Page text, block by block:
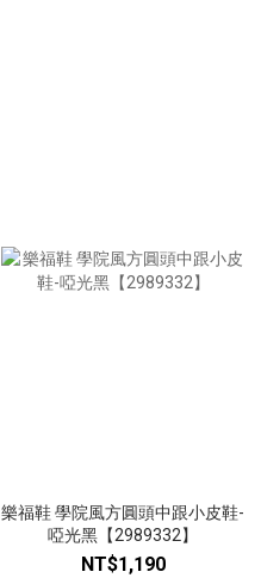
樂福鞋 學院風方圓頭中跟小皮鞋-
啞光黑【2989332】
NT$1,190